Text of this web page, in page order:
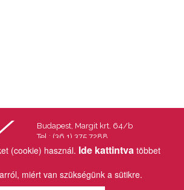
(cookie) használ. Ide kattintva többet
miért van szükségünk a sütikre.
Budapest, Margit krt. 64/b
Tel.: (36 1) 375 7288
Fax.: (36 1) 202 7145
Email: